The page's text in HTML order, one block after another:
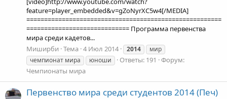
feature=player_embedded&v=gZoNyrXC5w4[/MEDIA]
=======================================================
============================= Программа первенства
мира среди кадетов...
Миширби Тема 4 Июл 2014 2014
мир
чемпионат мира
юноши Ответы: 191
Форум:
Чемпионаты мира
Первенство мира среди студентов 2014 (Печ)